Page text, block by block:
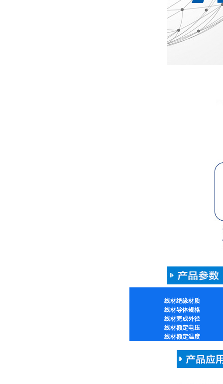
线材绝缘材质
线材导体规格
线材完成外径
线材额定电压
线材额定温度